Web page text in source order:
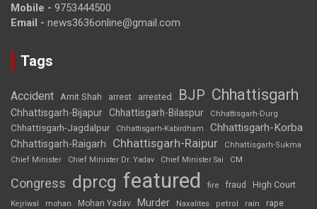
Mobile - 9753444500
Email - news3636online@gmail.com
Tags
Accident Amit Shah arrest arrested BJP Chhattisgarh
Chhattisgarh-Bijapur Chhattisgarh-Bilaspur Chhattisgarh-Durg
Chhattisgarh-Jagdalpur Chhattisgarh-Kabirdham Chhattisgarh-Korba
Chhattisgarh-Raigarh Chhattisgarh-Raipur
Chhattisgarh-Sukma
Chief Minister
Chief Minister Dr. Yadav Chief Minister Sai CM
Congress dprcg featured fire fraud High Court
Kejriwal mohan Mohan Yadav Murder Naxalites petrol rain rape